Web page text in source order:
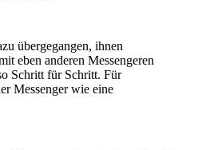
übergegangen, ihnen
eben anderen Messengeren
Schritt für Schritt. Für
Messenger wie eine